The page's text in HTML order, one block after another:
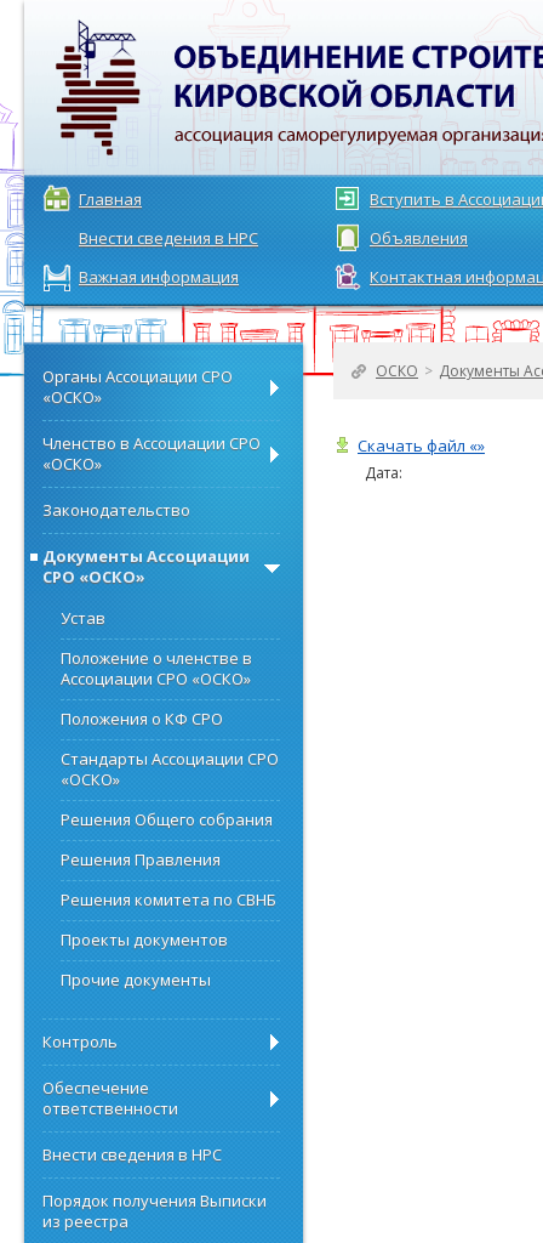
Главная
Вступить в
Внести сведения в НРС
Объявления
Важная информация
Контактная
ОСКО > Документы
Скачать файл «»
Дата:
Органы Ассоциации СРО
«ОСКО»
Членство в Ассоциации СРО
«ОСКО»
Законодательство
Документы Ассоциации
СРО «ОСКО»
Устав
Положение о членстве в
Ассоциации СРО «ОСКО»
Положения о КФ СРО
Стандарты Ассоциации СРО
«ОСКО»
Решения Общего собрания
Решения Правления
Решения комитета по СВНБ
Проекты документов
Прочие документы
Контроль
Обеспечение
ответственности
Внести сведения в НРС
Порядок получения Выписки
из реестра